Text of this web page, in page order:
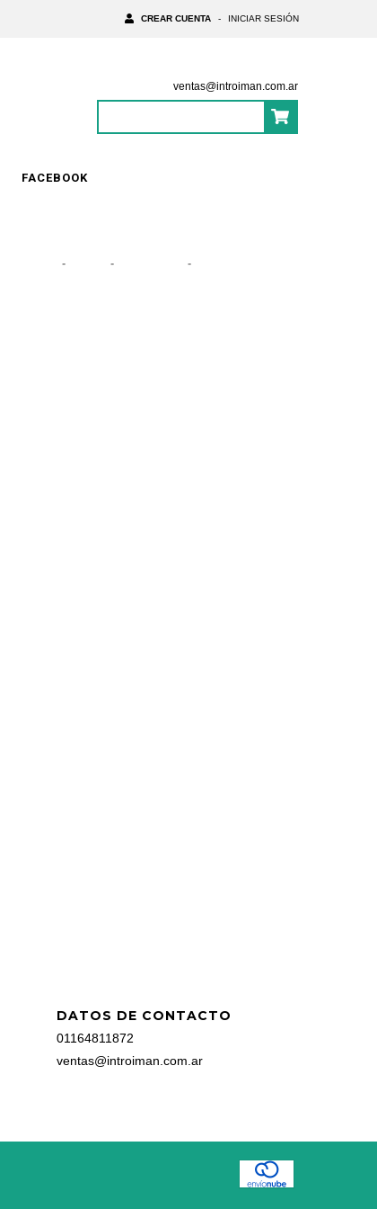
CREAR CUENTA - INICIAR SESIÓN
ventas@introiman.com.ar
FACEBOOK
- - -
DATOS DE CONTACTO
01164811872
ventas@introiman.com.ar